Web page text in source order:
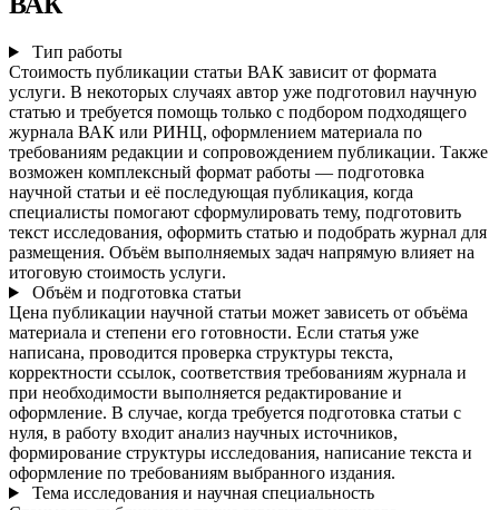
Тип работы
Стоимость публикации статьи ВАК зависит от формата
услуги. В некоторых случаях автор уже подготовил научную
статью и требуется помощь только с подбором подходящего
журнала ВАК или РИНЦ, оформлением материала по
требованиям редакции и сопровождением публикации. Также
возможен комплексный формат работы — подготовка
научной статьи и её последующая публикация, когда
специалисты помогают сформулировать тему, подготовить
текст исследования, оформить статью и подобрать журнал для
размещения. Объём выполняемых задач напрямую влияет на
итоговую стоимость услуги.
Объём и подготовка статьи
Цена публикации научной статьи может зависеть от объёма
материала и степени его готовности. Если статья уже
написана, проводится проверка структуры текста,
корректности ссылок, соответствия требованиям журнала и
при необходимости выполняется редактирование и
оформление. В случае, когда требуется подготовка статьи с
нуля, в работу входит анализ научных источников,
формирование структуры исследования, написание текста и
оформление по требованиям выбранного издания.
Тема исследования и научная специальность